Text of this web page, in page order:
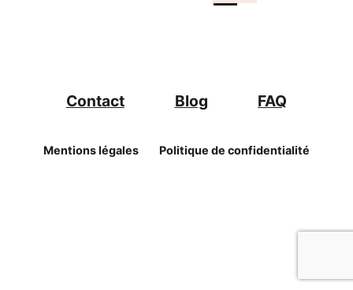
Contact Blog FAQ
Mentions légales Politique de confidentialité